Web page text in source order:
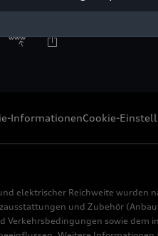
honorarfrei
InformationenCookie-
elektrischer Reichweite
und Zubehör
sowie